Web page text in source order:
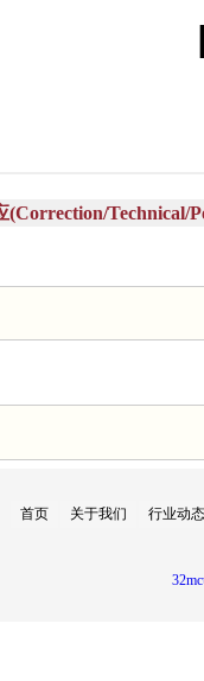
Technical/
首页 关于我们 行业动态